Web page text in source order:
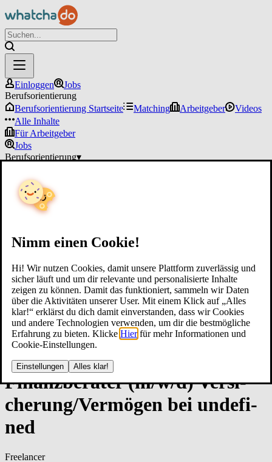
Nimm einen Cookie!
Hi! Wir nutzen Cookies, damit unsere Plattform zuverlässig und
sicher läuft und um dir relevante und personalisierte Inhalte
zeigen zu können. Damit das funktioniert, sammeln wir Daten
über die Aktivitäten unserer User. Mit einem Klick auf „Alles
klar!“ erklärst du dich damit einverstanden, dass wir Cookies
und andere Technologien verwenden, um dir die bestmögliche
Erfahrung zu bieten. Klicke Hier für mehr Informationen und
Cookie-Einstellungen.
Einstellungen Alles klar!
Einloggen
Jobs
Berufsorientierung
Berufsorientierung Startseite
Matching Arbeitgeber
Videos
Alle Inhalte
Für Arbeitgeber
Jobs
Berufsorientierung▾
Fi­nanz­be­ra­ter (m/w/d) Ver­si­
che­run­g/Ver­mö­gen bei un­de­fi­
ned
Freelancer